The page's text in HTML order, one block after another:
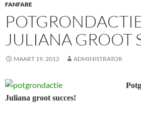
FANFARE
JULIANA GROOT
MAART 19, 2012 ADMINISTRATOR
Juliana groot succes!